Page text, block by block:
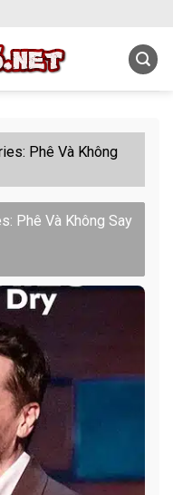
Phê Và Không
Phê Và Không Say